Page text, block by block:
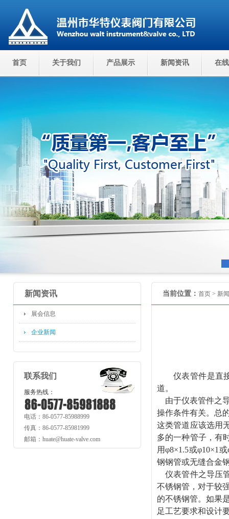
首页 关于我们 产品展示 新闻资讯 在
新闻资讯
展会信息
企业新闻
联系我们
服务热线：
电话：86-0577-85988999
传真：86-0577-85981999
邮箱：huate@huate-valve.com
当前位置： 首页 > 新
仪表管件是直
道。
由于仪表管件之
操作条件有关。总
这类管道应该选用
多的一种管子，有
用φ8×1.5或φ10×1
钢钢管或无缝合金
仪表管件之导压
不锈钢管，对于较
的不锈钢管。如果
足工艺要求和设计